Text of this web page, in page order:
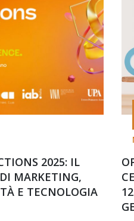
2025: IL
MARKETING,
E TECNOLOGIA